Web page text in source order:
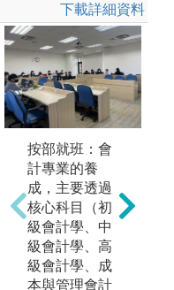
下載詳細資料
競賽中學習:會
計學數位課程
Google Sheet及
競賽
按部就班：會
計專業的養
成，主要透過
核心科目（初
級會計學、中
級會計學、高
級會計學、成
本與管理會計